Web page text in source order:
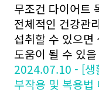
무조건 다이어트
전체적인 건강관
섭취할 수 있으면
도움이 될 수 있
2024.07.10 - [생
부작용 및 복용법